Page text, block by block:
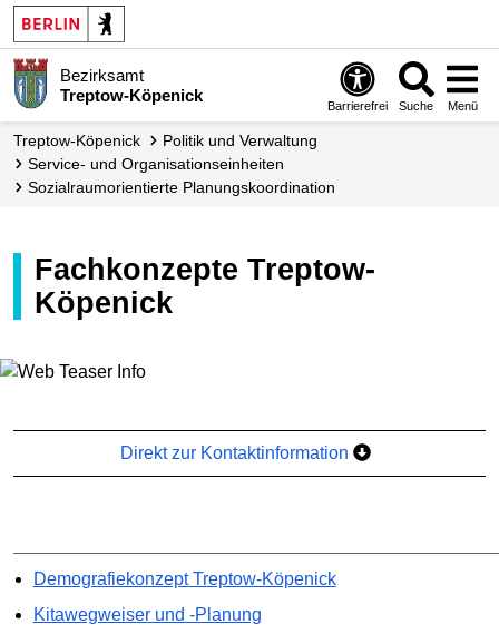
Bezirksamt
Treptow-Köpenick
Barrierefrei Suche Menü
Treptow-Köpenick
Politik und Verwaltung
Service- und Organisations­einheiten
Sozialraum­orientierte Planungs­koordination
Fachkonzepte Treptow-
Köpenick
Direkt zur Kontaktinformation
Demografiekonzept Treptow-Köpenick
Kitawegweiser und -Planung